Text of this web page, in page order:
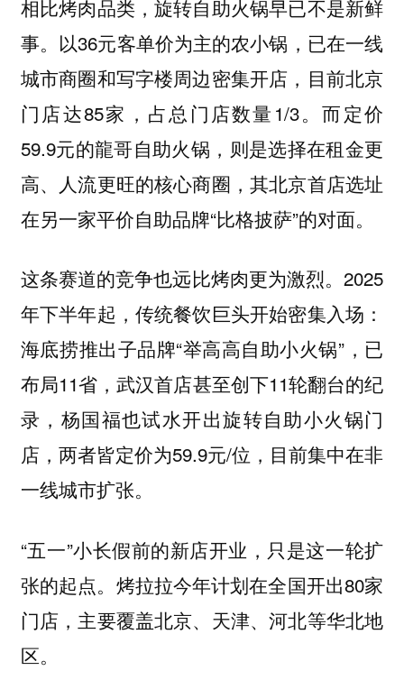
相比烤肉品类，旋转自助火锅早已不是新鲜
事。以36元客单价为主的农小锅，已在一线
城市商圈和写字楼周边密集开店，目前北京
门店达85家，占总门店数量1/3。而定价
59.9元的龍哥自助火锅，则是选择在租金更
高、人流更旺的核心商圈，其北京首店选址
在另一家平价自助品牌“比格披萨”的对面。
这条赛道的竞争也远比烤肉更为激烈。2025
年下半年起，传统餐饮巨头开始密集入场：
海底捞推出子品牌“举高高自助小火锅”，已
布局11省，武汉首店甚至创下11轮翻台的纪
录，杨国福也试水开出旋转自助小火锅门
店，两者皆定价为59.9元/位，目前集中在非
一线城市扩张。
“五一”小长假前的新店开业，只是这一轮扩
张的起点。烤拉拉今年计划在全国开出80家
门店，主要覆盖北京、天津、河北等华北地
区。